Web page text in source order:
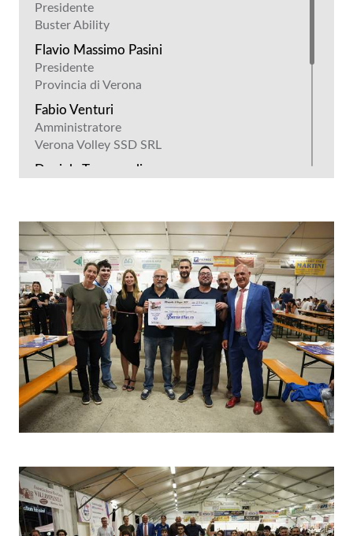
Presidente
Buster Ability
Flavio Massimo Pasini
Presidente
Provincia di Verona
Fabio Venturi
Amministratore
Verona Volley SSD SRL
Daniele Trevenzoli
Mauro Brunelli
Socio e Direttore Commerciale
Up Rent
Vito Mandina
Amministratore Delegato
Autoteam 9